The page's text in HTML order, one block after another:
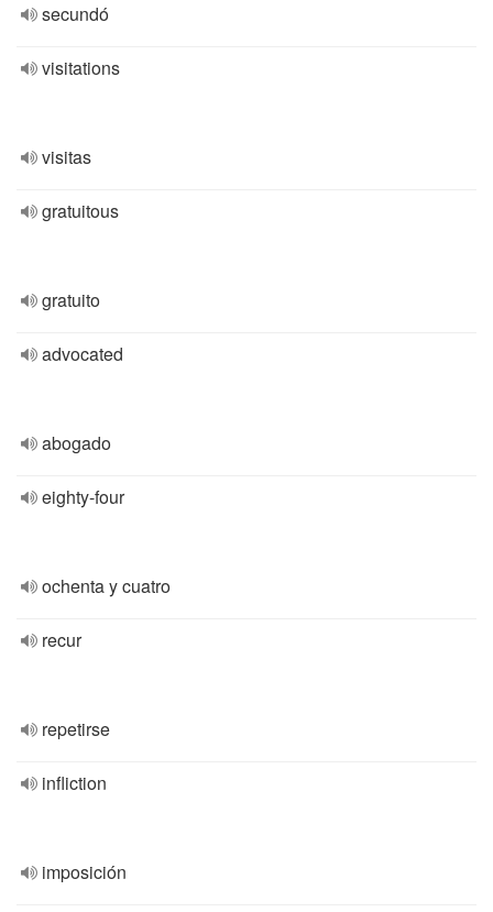
secundó
visitations
visitas
gratuitous
gratuito
advocated
abogado
eighty-four
ochenta y cuatro
recur
repetirse
infliction
imposición